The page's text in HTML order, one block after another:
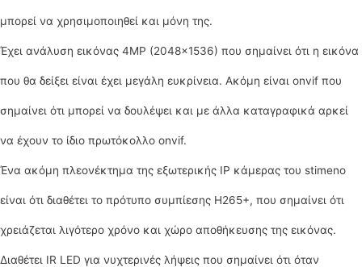
μπορεί να χρησιμοποιηθεί και μόνη της.
Έχει ανάλυση εικόνας 4MP (2048×1536) που σημαίνει ότι η εικόνα
που θα δείξει είναι έχει μεγάλη ευκρίνεια. Ακόμη είναι onvif που
σημαίνει ότι μπορεί να δουλέψει και με άλλα καταγραφικά αρκεί
να έχουν το ίδιο πρωτόκολλο onvif.
Ένα ακόμη πλεονέκτημα της εξωτερικής IP κάμερας του stimeno
είναι ότι διαθέτει το πρότυπο συμπίεσης H265+, που σημαίνει ότι
χρειάζεται λιγότερο χρόνο και χώρο αποθήκευσης της εικόνας.
Διαθέτει IR LED για νυχτερινές λήψεις που σημαίνει ότι όταν